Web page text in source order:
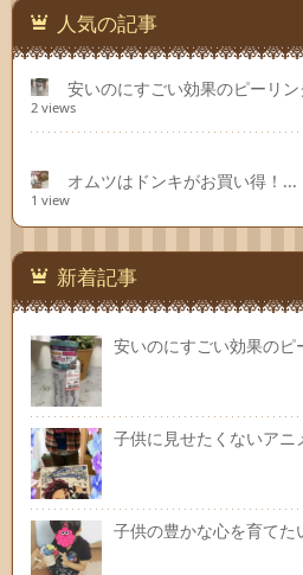
人気の記事
安いのにすごい効果のピーリ
2 views
オムツはドンキがお買い得！...
1 view
新着記事
安いのにすごい効果のピ
子供に見せたくないアニ
子供の豊かな心を育てた